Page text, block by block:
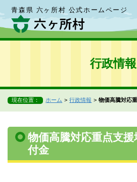
青森県 六ヶ所村 公式ホームページ
行政情報
現在位置： ホーム 行政情報 物価高騰対応
物価高騰対応重点支
付金